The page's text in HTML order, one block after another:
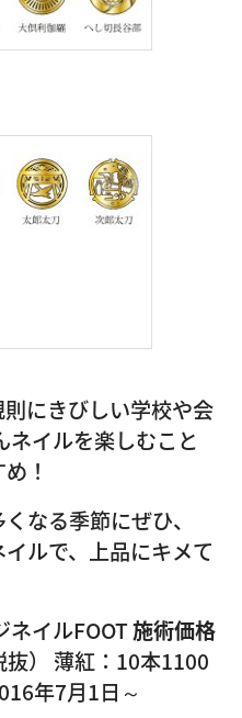
にきびしい学校や会
ネイルを楽しむこと
！
なる季節にぜひ、
イルで、上品にキメて
ネイルFOOT施術価格
） 薄紅：10本1100
年7月1日～